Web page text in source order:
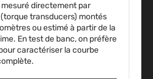
directement par
transducers) montés
ou estimé à partir de la
En test de banc, on préfère
caractériser la courbe